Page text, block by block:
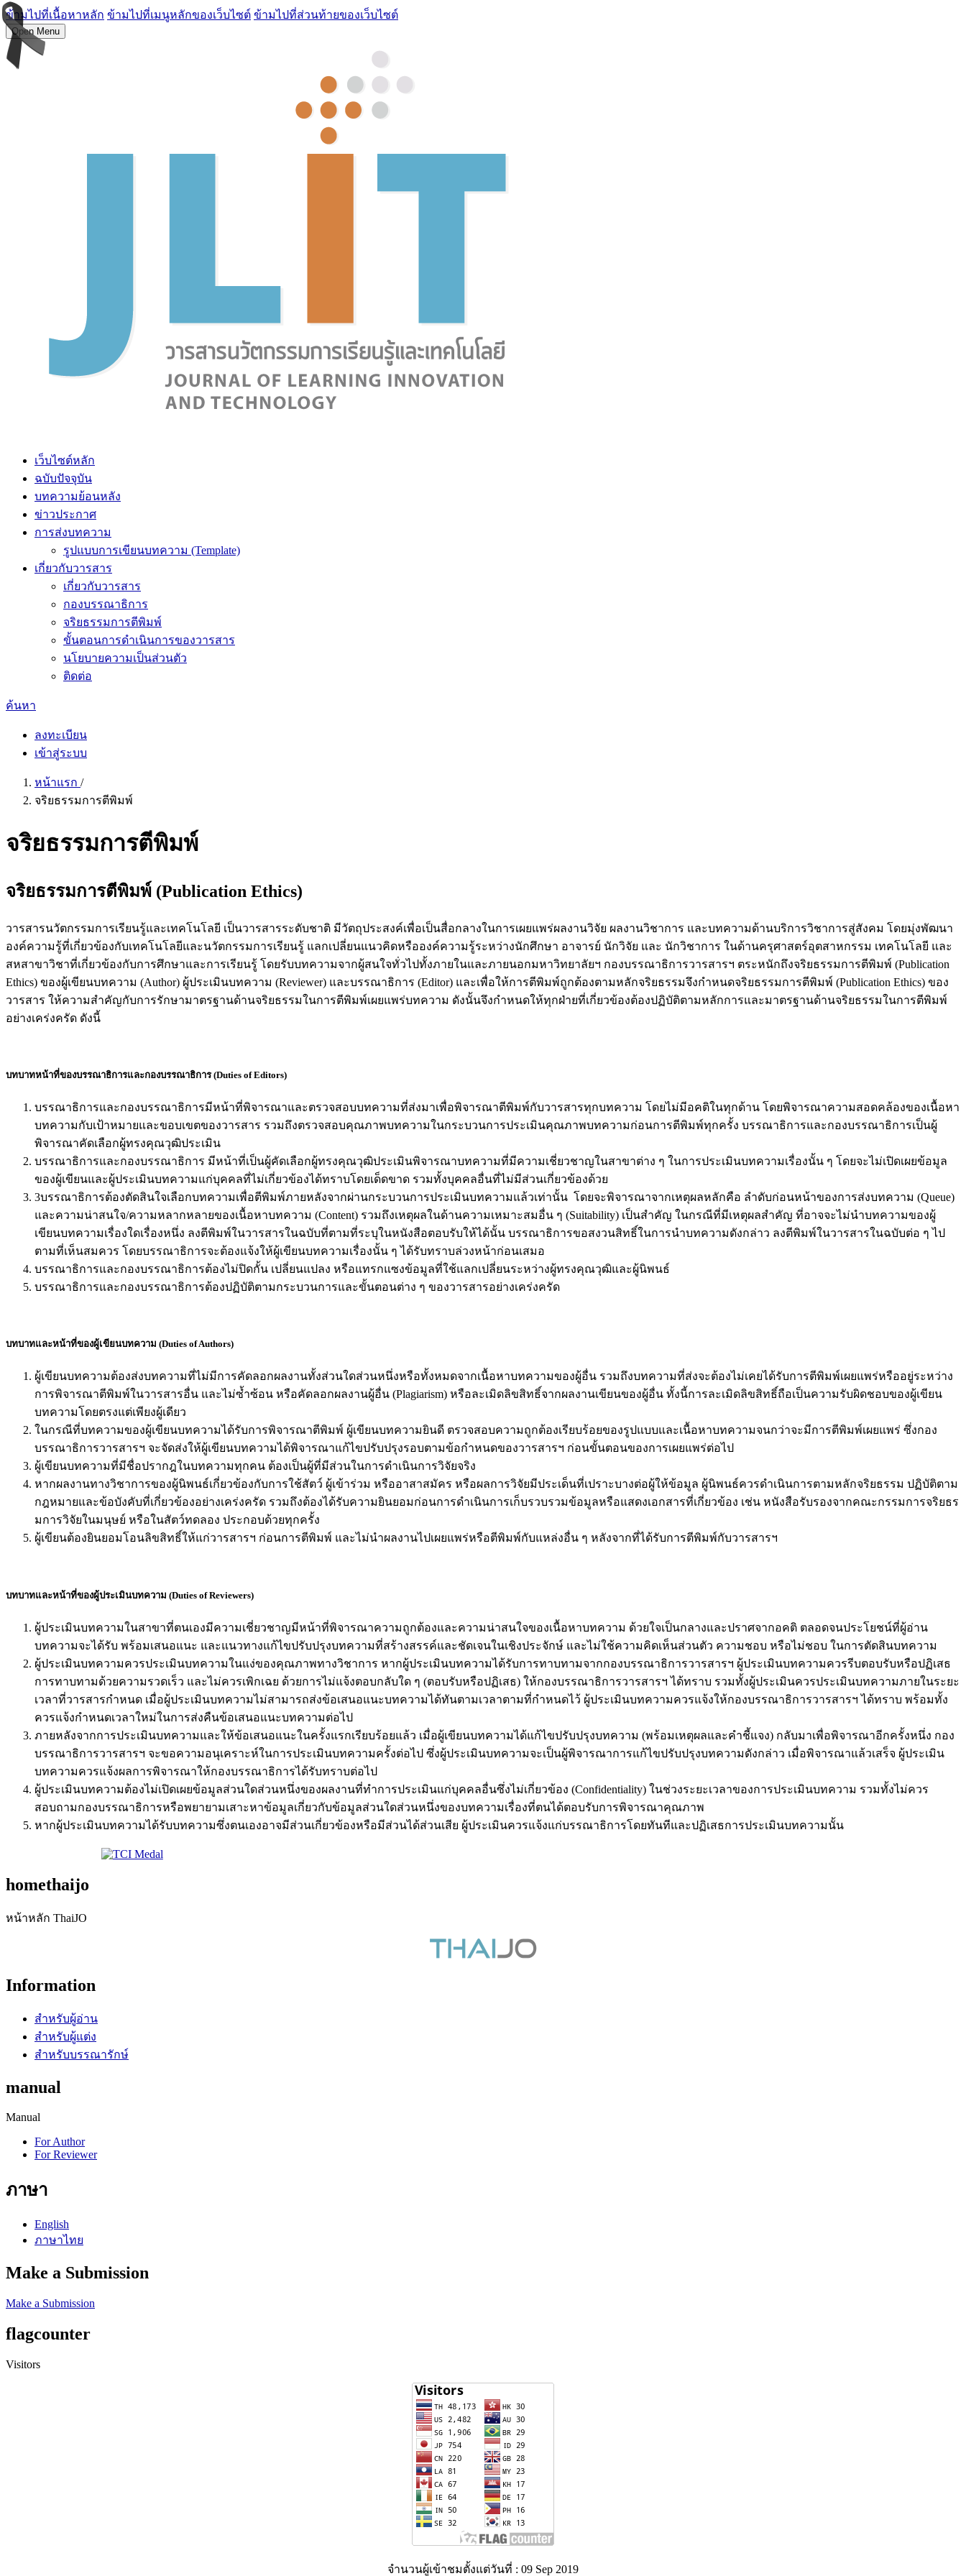
ข้ามไปที่เนื้อหาหลัก ข้ามไปที่เมนูหลักของเว็บไซต์ ข้ามไปที่ส่วนท้ายของเว็บไซต์
Open Menu
เว็บไซต์หลัก
ฉบับปัจจุบัน
บทความย้อนหลัง
ข่าวประกาศ
การส่งบทความ
รูปแบบการเขียนบทความ (Template)
เกี่ยวกับวารสาร
เกี่ยวกับวารสาร
กองบรรณาธิการ
จริยธรรมการตีพิมพ์
ขั้นตอนการดำเนินการของวารสาร
นโยบายความเป็นส่วนตัว
ติดต่อ
ค้นหา
ลงทะเบียน
เข้าสู่ระบบ
หน้าแรก /
จริยธรรมการตีพิมพ์
จริยธรรมการตีพิมพ์
จริยธรรมการตีพิมพ์ (Publication Ethics)
วารสารนวัตกรรมการเรียนรู้และเทคโนโลยี เป็นวารสารระดับชาติ มีวัตถุประสงค์เพื่อเป็นสื่อกลางในการเผยแพร่ผลงานวิจัย ผลงานวิชาการ และบทความด้านบริการวิชาการสู่สังคม โดยมุ่งพัฒนา
องค์ความรู้ที่เกี่ยวข้องกับเทคโนโลยีและนวัตกรรมการเรียนรู้ แลกเปลี่ยนแนวคิดหรือองค์ความรู้ระหว่างนักศึกษา อาจารย์ นักวิจัย และ นักวิชาการ ในด้านครุศาสตร์อุตสาหกรรม เทคโนโลยี และ
สหสาขาวิชาที่เกี่ยวข้องกับการศึกษาและการเรียนรู้ โดยรับบทความจากผู้สนใจทั่วไปทั้งภายในและภายนอกมหาวิทยาลัยฯ กองบรรณาธิการวารสารฯ ตระหนักถึงจริยธรรมการตีพิมพ์ (Publication
Ethics) ของผู้เขียนบทความ (Author) ผู้ประเมินบทความ (Reviewer) และบรรณาธิการ (Editor) และเพื่อให้การตีพิมพ์ถูกต้องตามหลักจริยธรรมจึงกำหนดจริยธรรมการตีพิมพ์ (Publication Ethics) ของ
วารสาร ให้ความสำคัญกับการรักษามาตรฐานด้านจริยธรรมในการตีพิมพ์เผยแพร่บทความ ดังนั้นจึงกำหนดให้ทุกฝ่ายที่เกี่ยวข้องต้องปฏิบัติตามหลักการและมาตรฐานด้านจริยธรรมในการตีพิมพ์
อย่างเคร่งครัด ดังนี้
บทบาทหน้าที่ของบรรณาธิการและกองบรรณาธิการ (Duties of Editors)
บรรณาธิการและกองบรรณาธิการมีหน้าที่พิจารณาและตรวจสอบบทความที่ส่งมาเพื่อพิจารณาตีพิมพ์กับวารสารทุกบทความ โดยไม่มีอคติในทุกด้าน โดยพิจารณาความสอดคล้องของเนื้อหา
บทความกับเป้าหมายและขอบเขตของวารสาร รวมถึงตรวจสอบคุณภาพบทความในกระบวนการประเมินคุณภาพบทความก่อนการตีพิมพ์ทุกครั้ง บรรณาธิการและกองบรรณาธิการเป็นผู้
พิจารณาคัดเลือกผู้ทรงคุณวุฒิประเมิน
บรรณาธิการและกองบรรณาธิการ มีหน้าที่เป็นผู้คัดเลือกผู้ทรงคุณวุฒิประเมินพิจารณาบทความที่มีความเชี่ยวชาญในสาขาต่าง ๆ ในการประเมินบทความเรื่องนั้น ๆ โดยจะไม่เปิดเผยข้อมูล
ของผู้เขียนและผู้ประเมินบทความแก่บุคคลที่ไม่เกี่ยวข้องได้ทราบโดยเด็ดขาด รวมทั้งบุคคลอื่นที่ไม่มีส่วนเกี่ยวข้องด้วย
3บรรณาธิการต้องตัดสินใจเลือกบทความเพื่อตีพิมพ์ภายหลังจากผ่านกระบวนการประเมินบทความแล้วเท่านั้น โดยจะพิจารณาจากเหตุผลหลักคือ ลำดับก่อนหน้าของการส่งบทความ (Queue)
และความน่าสนใจ/ความหลากหลายของเนื้อหาบทความ (Content) รวมถึงเหตุผลในด้านความเหมาะสมอื่น ๆ (Suitability) เป็นสำคัญ ในกรณีที่มีเหตุผลสำคัญ ที่อาจจะไม่นำบทความของผู้
เขียนบทความเรื่องใดเรื่องหนึ่ง ลงตีพิมพ์ในวารสารในฉบับที่ตามที่ระบุในหนังสือตอบรับให้ได้นั้น บรรณาธิการขอสงวนสิทธิ์ในการนำบทความดังกล่าว ลงตีพิมพ์ในวารสารในฉบับต่อ ๆ ไป
ตามที่เห็นสมควร โดยบรรณาธิการจะต้องแจ้งให้ผู้เขียนบทความเรื่องนั้น ๆ ได้รับทราบล่วงหน้าก่อนเสมอ
บรรณาธิการและกองบรรณาธิการต้องไม่ปิดกั้น เปลี่ยนแปลง หรือแทรกแซงข้อมูลที่ใช้แลกเปลี่ยนระหว่างผู้ทรงคุณวุฒิและผู้นิพนธ์
บรรณาธิการและกองบรรณาธิการต้องปฏิบัติตามกระบวนการและขั้นตอนต่าง ๆ ของวารสารอย่างเคร่งครัด
บทบาทและหน้าที่ของผู้เขียนบทความ (Duties of Authors)
ผู้เขียนบทความต้องส่งบทความที่ไม่มีการคัดลอกผลงานทั้งส่วนใดส่วนหนึ่งหรือทั้งหมดจากเนื้อหาบทความของผู้อื่น รวมถึงบทความที่ส่งจะต้องไม่เคยได้รับการตีพิมพ์เผยแพร่หรืออยู่ระหว่าง
การพิจารณาตีพิมพ์ในวารสารอื่น และไม่ซ้ำซ้อน หรือคัดลอกผลงานผู้อื่น (Plagiarism) หรือละเมิดลิขสิทธิ์จากผลงานเขียนของผู้อื่น ทั้งนี้การละเมิดลิขสิทธิ์ถือเป็นความรับผิดชอบของผู้เขียน
บทความโดยตรงแต่เพียงผู้เดียว
ในกรณีที่บทความของผู้เขียนบทความได้รับการพิจารณาตีพิมพ์ ผู้เขียนบทความยินดี ตรวจสอบความถูกต้องเรียบร้อยของรูปแบบและเนื้อหาบทความจนกว่าจะมีการตีพิมพ์เผยแพร่ ซึ่งกอง
บรรณาธิการวารสารฯ จะจัดส่งให้ผู้เขียนบทความได้พิจารณาแก้ไขปรับปรุงรอบตามข้อกำหนดของวารสารฯ ก่อนขั้นตอนของการเผยแพร่ต่อไป
ผู้เขียนบทความที่มีชื่อปรากฎในบทความทุกคน ต้องเป็นผู้ที่มีส่วนในการดำเนินการวิจัยจริง
หากผลงานทางวิชาการของผู้นิพนธ์เกี่ยวข้องกับการใช้สัตว์ ผู้เข้าร่วม หรืออาสาสมัคร หรือผลการวิจัยมีประเด็นที่เปราะบางต่อผู้ให้ข้อมูล ผู้นิพนธ์ควรดำเนินการตามหลักจริยธรรม ปฏิบัติตาม
กฎหมายและข้อบังคับที่เกี่ยวข้องอย่างเคร่งครัด รวมถึงต้องได้รับความยินยอมก่อนการดำเนินการเก็บรวบรวมข้อมูลหรือแสดงเอกสารที่เกี่ยวข้อง เช่น หนังสือรับรองจากคณะกรรมการจริยธร
มการวิจัยในมนุษย์ หรือในสัตว์ทดลอง ประกอบด้วยทุกครั้ง
ผู้เขียนต้องยินยอมโอนลิขสิทธิ์ให้แก่วารสารฯ ก่อนการตีพิมพ์ และไม่นำผลงานไปเผยแพร่หรือตีพิมพ์กับแหล่งอื่น ๆ หลังจากที่ได้รับการตีพิมพ์กับวารสารฯ
บทบาทและหน้าที่ของผู้ประเมินบทความ (Duties of Reviewers)
ผู้ประเมินบทความในสาขาที่ตนเองมีความเชี่ยวชาญมีหน้าที่พิจารณาความถูกต้องและความน่าสนใจของเนื้อหาบทความ ด้วยใจเป็นกลางและปราศจากอคติ ตลอดจนประโยชน์ที่ผู้อ่าน
บทความจะได้รับ พร้อมเสนอแนะ และแนวทางแก้ไขปรับปรุงบทความที่สร้างสรรค์และชัดเจนในเชิงประจักษ์ และไม่ใช้ความคิดเห็นส่วนตัว ความชอบ หรือไม่ชอบ ในการตัดสินบทความ
ผู้ประเมินบทความควรประเมินบทความในแง่ของคุณภาพทางวิชาการ หากผู้ประเมินบทความได้รับการทาบทามจากกองบรรณาธิการวารสารฯ ผู้ประเมินบทความควรรีบตอบรับหรือปฏิเสธ
การทาบทามด้วยความรวดเร็ว และไม่ควรเพิกเฉย ด้วยการไม่แจ้งตอบกลับใด ๆ (ตอบรับหรือปฏิเสธ) ให้กองบรรณาธิการวารสารฯ ได้ทราบ รวมทั้งผู้ประเมินควรประเมินบทความภายในระยะ
เวลาที่วารสารกำหนด เมื่อผู้ประเมินบทความไม่สามารถส่งข้อเสนอแนะบทความได้ทันตามเวลาตามที่กำหนดไว้ ผู้ประเมินบทความควรแจ้งให้กองบรรณาธิการวารสารฯ ได้ทราบ พร้อมทั้ง
ควรแจ้งกำหนดเวลาใหม่ในการส่งคืนข้อเสนอแนะบทความต่อไป
ภายหลังจากการประเมินบทความและให้ข้อเสนอแนะในครั้งแรกเรียบร้อยแล้ว เมื่อผู้เขียนบทความได้แก้ไขปรับปรุงบทความ (พร้อมเหตุผลและคำชี้แจง) กลับมาเพื่อพิจารณาอีกครั้งหนึ่ง กอง
บรรณาธิการวารสารฯ จะขอความอนุเคราะห์ในการประเมินบทความครั้งต่อไป ซึ่งผู้ประเมินบทความจะเป็นผู้พิจารณาการแก้ไขปรับปรุงบทความดังกล่าว เมื่อพิจารณาแล้วเสร็จ ผู้ประเมิน
บทความควรแจ้งผลการพิจารณาให้กองบรรณาธิการได้รับทราบต่อไป
ผู้ประเมินบทความต้องไม่เปิดเผยข้อมูลส่วนใดส่วนหนึ่งของผลงานที่ทำการประเมินแก่บุคคลอื่นซึ่งไม่เกี่ยวข้อง (Confidentiality) ในช่วงระยะเวลาของการประเมินบทความ รวมทั้งไม่ควร
สอบถามกองบรรณาธิการหรือพยายามเสาะหาข้อมูลเกี่ยวกับข้อมูลส่วนใดส่วนหนึ่งของบทความเรื่องที่ตนได้ตอบรับการพิจารณาคุณภาพ
หากผู้ประเมินบทความได้รับบทความซึ่งตนเองอาจมีส่วนเกี่ยวข้องหรือมีส่วนได้ส่วนเสีย ผู้ประเมินควรแจ้งแก่บรรณาธิการโดยทันทีและปฏิเสธการประเมินบทความนั้น
homethaijo
หน้าหลัก ThaiJO
Information
สำหรับผู้อ่าน
สำหรับผู้แต่ง
สำหรับบรรณารักษ์
manual
Manual
For Author
For Reviewer
ภาษา
English
ภาษาไทย
Make a Submission
Make a Submission
flagcounter
Visitors
จำนวนผู้เข้าชมตั้งแต่วันที่ : 09 Sep 2019